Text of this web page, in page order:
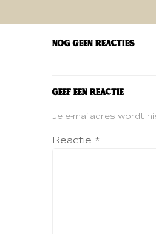
navigatie
Nog geen reacties
Geef een reactie
Je e-mailadres wordt
Reactie *